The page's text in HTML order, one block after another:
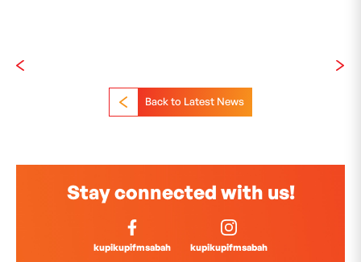
Back to Latest News
Stay connected with us!
kupikupifmsabah kupikupifmsabah